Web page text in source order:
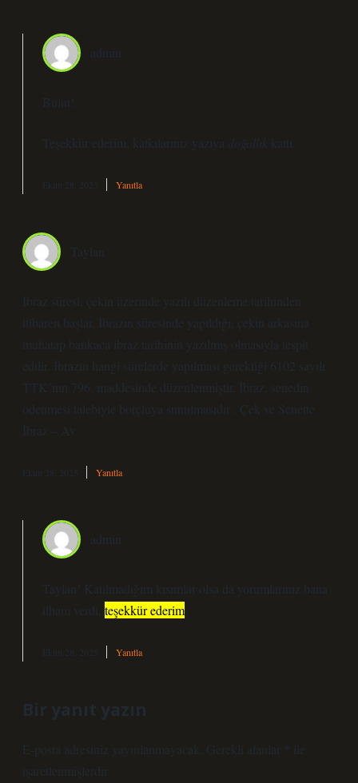
admin
Bulut!
Teşekkür ederim, katkılarınız yazıya doğallık kattı.
Ekim 28, 2025 Yanıtla
Taylan
İbraz süresi, çekin üzerinde yazılı düzenleme tarihinden
itibaren başlar. İbrazın süresinde yapıldığı, çekin arkasına
muhatap bankaca ibraz tarihinin yazılmış olmasıyla tespit
edilir. İbrazın hangi sürelerde yapılması gerektiği 6102 sayılı
TTK’nın 796. maddesinde düzenlenmiştir. İbraz, senedin
ödenmesi talebiyle borçluya sunulmasıdır . Çek ve Senette
İbraz – Av.
Ekim 28, 2025 Yanıtla
admin
Taylan! Katılmadığım kısımlar olsa da yorumlarınız bana
ilham verdi, teşekkür ederim
Ekim 28, 2025 Yanıtla
Bir yanıt yazın
E-posta adresiniz yayınlanmayacak. Gerekli alanlar
ile
işaretlenmişlerdir